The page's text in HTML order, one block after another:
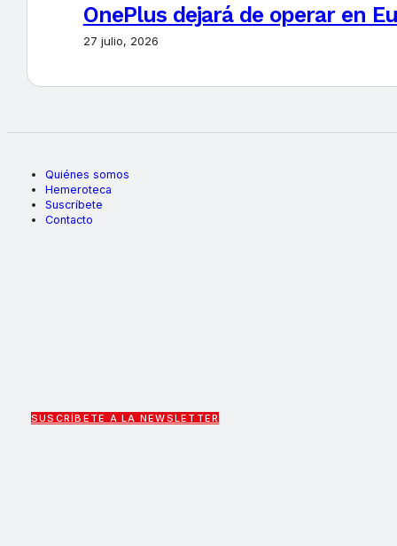
OnePlus dejará de operar en
27 julio, 2026
Quiénes somos
Hemeroteca
Suscríbete
Contacto
SUSCRÍBETE A LA NEWSLETTER